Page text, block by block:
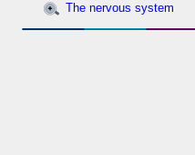
The nervous system